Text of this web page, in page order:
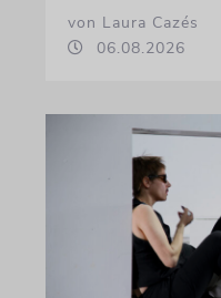
von Laura Cazés
06.08.2026